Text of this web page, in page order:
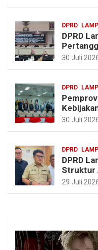
DPRD
DPRD
Beri
30 Juli
DPRD
Realistis
30 Juli
DPRD
DPRD
Struktur
29 Juli